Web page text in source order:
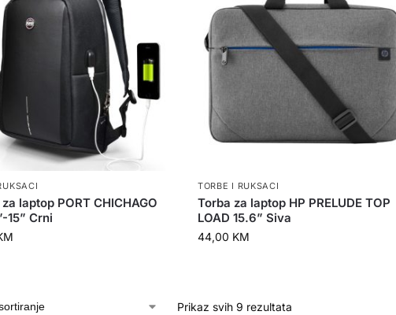
laptop PORT CHICHAGO
15” Crni
TORBE I RUKSACI
Torba za laptop HP PRELUDE TOP
LOAD 15.6” Siva
44,00 KM
Prikaz svih 9 rezultata